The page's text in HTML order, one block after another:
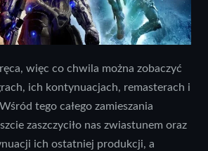
więc co chwila można zobaczyć
ich kontynuacjach, remasterach i
tego całego zamieszania
zaszczyciło nas zwiastunem oraz
ich ostatniej produkcji, a